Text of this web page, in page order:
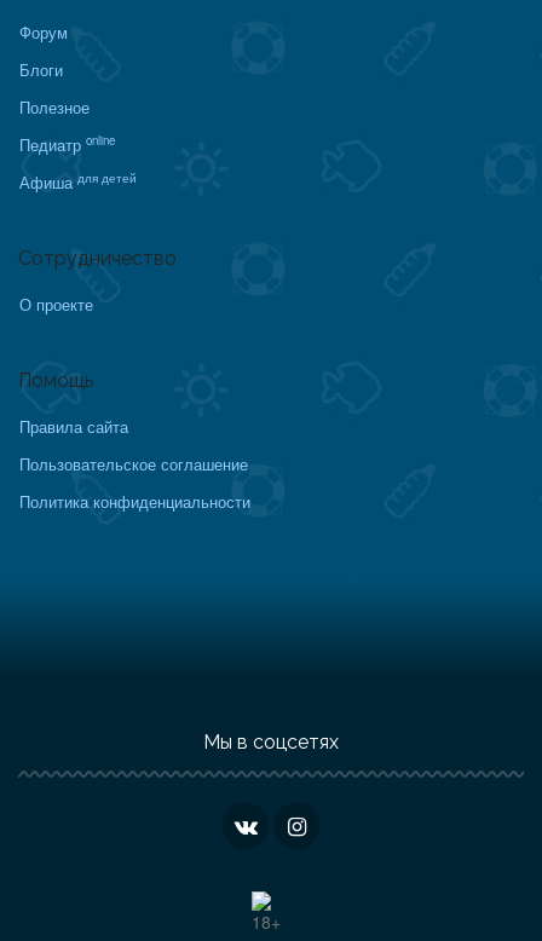
Форум
Блоги
Полезное
Педиатр online
Афиша для детей
Сотрудничество
О проекте
Помощь
Правила сайта
Пользовательское соглашение
Политика конфиденциальности
Мы в соцсетях